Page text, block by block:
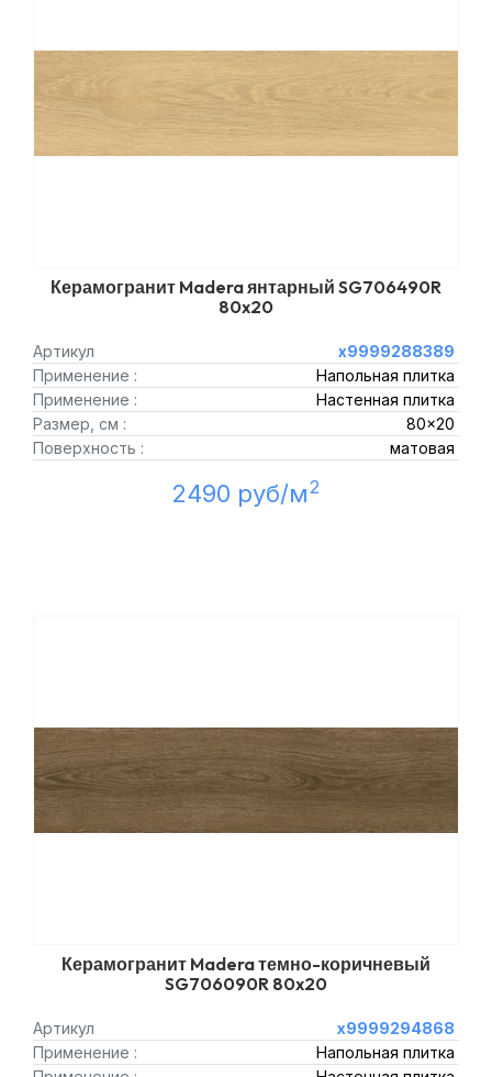
Керамогранит Madera янтарный SG706490R
80x20
Артикул
х9999288389
Применение :
Напольная плитка
Применение :
Настенная плитка
Размер, см :
80x20
Поверхность :
матовая
2490 руб/м2
Керамогранит Madera темно-коричневый
SG706090R 80x20
Артикул
х9999294868
Применение :
Напольная плитка